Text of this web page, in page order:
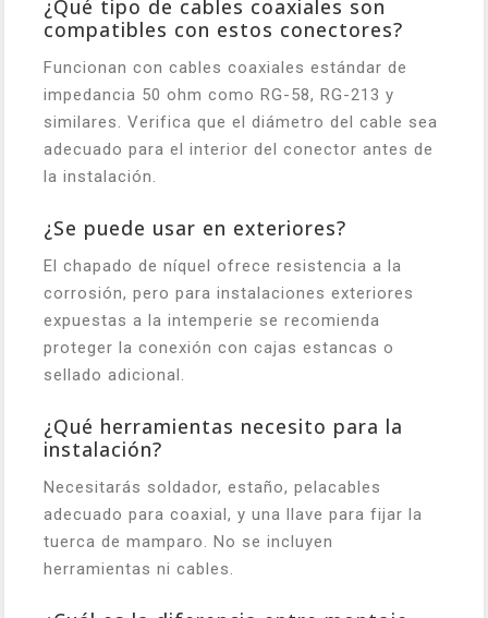
¿Qué tipo de cables coaxiales son
compatibles con estos conectores?
Funcionan con cables coaxiales estándar de
impedancia 50 ohm como RG-58, RG-213 y
similares. Verifica que el diámetro del cable sea
adecuado para el interior del conector antes de
la instalación.
¿Se puede usar en exteriores?
El chapado de níquel ofrece resistencia a la
corrosión, pero para instalaciones exteriores
expuestas a la intemperie se recomienda
proteger la conexión con cajas estancas o
sellado adicional.
¿Qué herramientas necesito para la
instalación?
Necesitarás soldador, estaño, pelacables
adecuado para coaxial, y una llave para fijar la
tuerca de mamparo. No se incluyen
herramientas ni cables.